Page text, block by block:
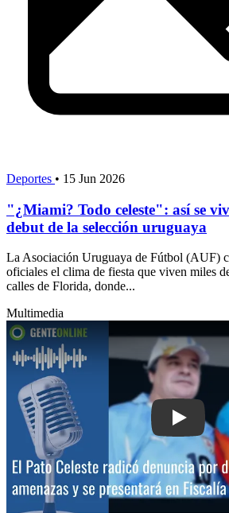
Deportes • 15 Jun 2026
"¿Miami? Todo celeste": así se
debut de la selección uruguaya
La Asociación Uruguaya de Fútbol (AUF)
oficiales el clima de fiesta que viven miles
calles de Florida, donde...
Multimedia
Play: El